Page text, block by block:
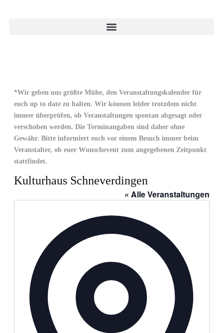
*Wir geben uns größte Mühe, den Veranstaltungskalender für
euch up to date zu halten. Wir können leider trotzdem nicht
immer überprüfen, ob Veranstaltungen spontan abgesagt oder
verschoben werden. Die Terminangaben sind daher ohne
Gewähr. Bitte informiert euch vor einem Besuch immer beim
Veranstalter, ob euer Wunschevent zum angegebenen Zeitpunkt
stattfindet.
Kulturhaus Schneverdingen
« Alle Veranstaltungen